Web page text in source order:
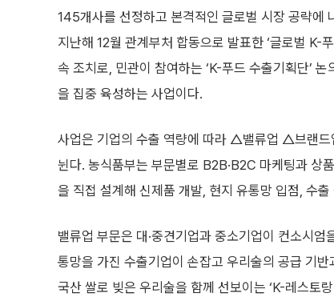
145개사를 선정하고 본격적인 글로벌 시장 공략에
지난해 12월 관계부처 합동으로 발표한 ‘글로벌
속 조치로, 민관이 참여하는 ‘K-푸드 수출기획단’
을 집중 육성하는 사업이다.
사업은 기업의 수출 역량에 따라 △밸류업 △브랜
뉜다. 농식품부는 부문별로 B2B·B2C 마케팅과 상
을 직접 설계해 신제품 개발, 현지 유통망 입점, 수
밸류업 부문은 대·중견기업과 중소기업이 컨소시
통망을 가진 수출기업이 손잡고 우리술의 공급 기
국산 쌀로 빚은 우리술을 함께 선보이는 ‘K-레스토